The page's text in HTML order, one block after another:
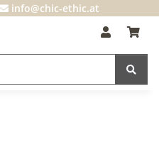
info@chic-ethic.at